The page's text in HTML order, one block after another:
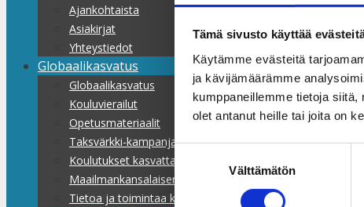
Tämä sivusto käyttää
Käytämme evästeitä
ja kävijämäärämme
kumppaneillemme tietoja
olet antanut heille tai joita on
Suostumuksen
valinta
Välttämätön
Ajankohtaista
Asiakirjat
Yhteystiedot
Globaalikasvatus
Globaalikasvatus
Kouluvierailut
Opetusmateriaalit
Taksvärkki-kampanjat
Koulutukset kasvattajille
Maailmankansalaisen koulu
Tietoa ja toimintaa kaikille